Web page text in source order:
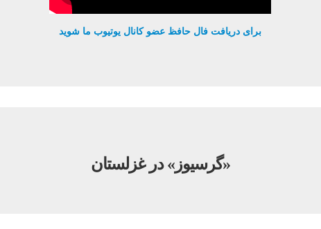
برای دریافت فال حافظ عضو کانال یوتیوب ما شوید
«گرسیوز» در غزلستان